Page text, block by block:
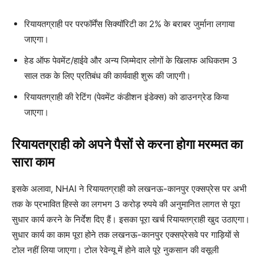
रियायतग्राही पर परफॉर्मेंस सिक्यॉरिटी का 2% के बराबर जुर्माना लगाया
जाएगा।
हेड ऑफ पेवमेंट/हाईवे और अन्य जिम्मेदार लोगों के खिलाफ अधिकतम 3
साल तक के लिए प्रतिबंध की कार्यवाही शुरू की जाएगी।
रियायतग्राही की रेटिंग (पेवमेंट कंडीशन इंडेक्स) को डाउनग्रेड किया
जाएगा।
रियायतग्राही को अपने पैसों से करना होगा मरम्मत का
सारा काम
इसके अलावा, NHAI ने रियायतग्राही को लखनऊ-कानपुर एक्सप्रेस पर अभी
तक के प्रभावित हिस्से का लगभग 3 करोड़ रुपये की अनुमानित लागत से पूरा
सुधार कार्य करने के निर्देश दिए हैं। इसका पूरा खर्च रियायतग्राही खुद उठाएगा।
सुधार कार्य का काम पूरा होने तक लखनऊ-कानपुर एक्सप्रेसवे पर गाड़ियों से
टोल नहीं लिया जाएगा। टोल रेवेन्यू में होने वाले पूरे नुकसान की वसूली